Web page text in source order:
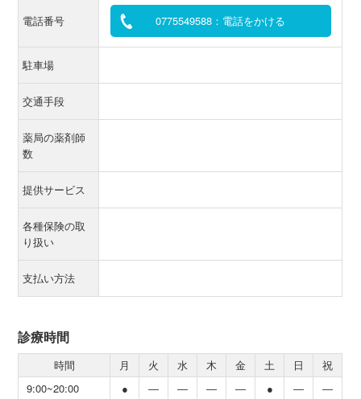
電話番号 0775549588：電話をかける
駐車場
交通手段
薬局の薬剤師
数
提供サービス
各種保険の取
り扱い
支払い方法
診療時間
時間 月 火 水 木 金 土 日
祝
9:00~20:00
● ― ― ― ― ● ―
―